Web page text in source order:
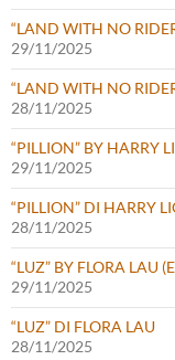
“LAND WITH NO
29/11/2025
“LAND WITH NO
28/11/2025
“PILLION” BY HARRY
29/11/2025
“PILLION” DI HARRY
28/11/2025
“LUZ” BY FLORA LAU
29/11/2025
“LUZ” DI FLORA LAU
28/11/2025